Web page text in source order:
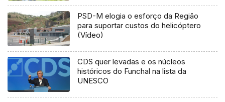
PSD-M elogia o esforço da Região
para suportar custos do helicóptero
(Vídeo)
CDS quer levadas e os núcleos
históricos do Funchal na lista da
UNESCO